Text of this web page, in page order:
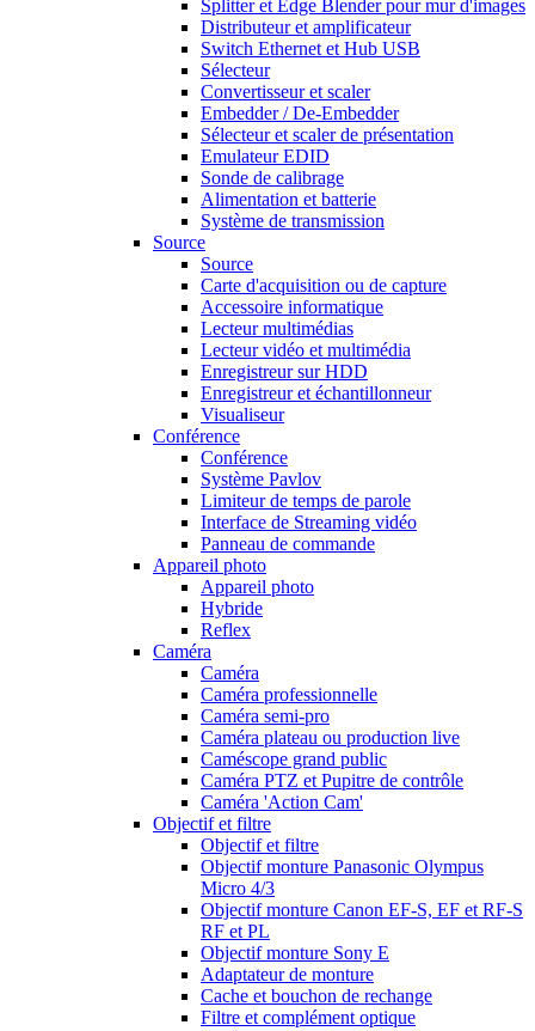
Splitter et Edge Blender pour mur d'images
Distributeur et amplificateur
Switch Ethernet et Hub USB
Sélecteur
Convertisseur et scaler
Embedder / De-Embedder
Sélecteur et scaler de présentation
Emulateur EDID
Sonde de calibrage
Alimentation et batterie
Système de transmission
Source
Source
Carte d'acquisition ou de capture
Accessoire informatique
Lecteur multimédias
Lecteur vidéo et multimédia
Enregistreur sur HDD
Enregistreur et échantillonneur
Visualiseur
Conférence
Conférence
Système Pavlov
Limiteur de temps de parole
Interface de Streaming vidéo
Panneau de commande
Appareil photo
Appareil photo
Hybride
Reflex
Caméra
Caméra
Caméra professionnelle
Caméra semi-pro
Caméra plateau ou production live
Caméscope grand public
Caméra PTZ et Pupitre de contrôle
Caméra 'Action Cam'
Objectif et filtre
Objectif et filtre
Objectif monture Panasonic Olympus
Micro 4/3
Objectif monture Canon EF-S, EF et RF-S
RF et PL
Objectif monture Sony E
Adaptateur de monture
Cache et bouchon de rechange
Filtre et complément optique